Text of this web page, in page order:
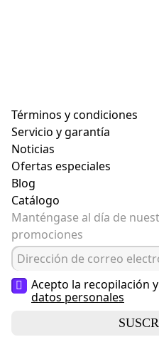
Términos y condiciones
Servicio y garantía
Noticias
Ofertas especiales
Blog
Catálogo
Manténgase al día de
promociones
Acepto la recopilación
datos personales